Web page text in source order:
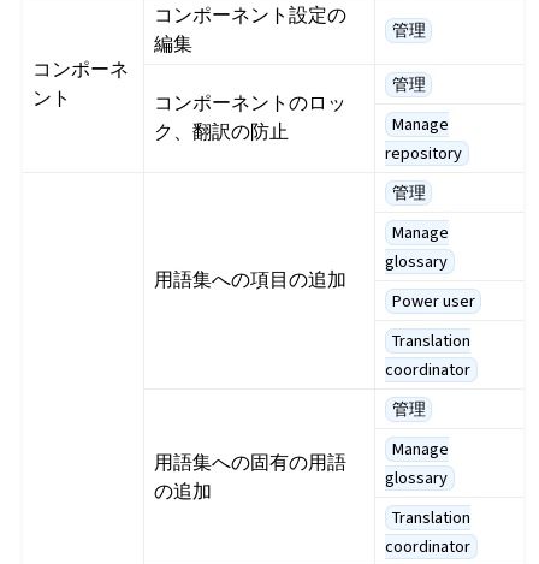
コンポーネ
ント
コンポーネント設定の
編集
管理
コンポーネントのロッ
ク、翻訳の防止
管理
Manage
repository
用語集への項目の追加
管理
Manage
glossary
Power user
Translation
coordinator
用語集への固有の用語
の追加
管理
Manage
glossary
Translation
coordinator